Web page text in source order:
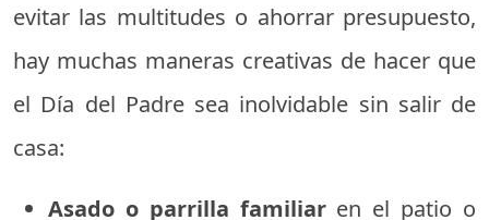
evitar las multitudes o ahorrar presupuesto,
hay muchas maneras creativas de hacer que
el Día del Padre sea inolvidable sin salir de
casa:
Asado o parrilla familiaren el patio o